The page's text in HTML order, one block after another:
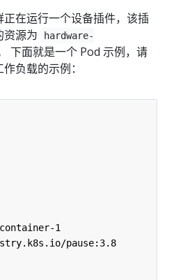
在运行一个设备插件，该插
资源为
hardware-
下面就是一个 Pod 示例，请
负载的示例：
container-1
pause:3.8